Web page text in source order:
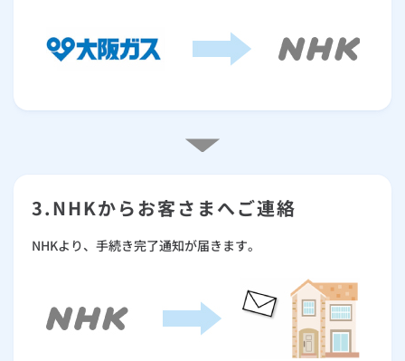
3.NHKからお客さまへご連絡
NHKより、手続き完了通知が届きます。